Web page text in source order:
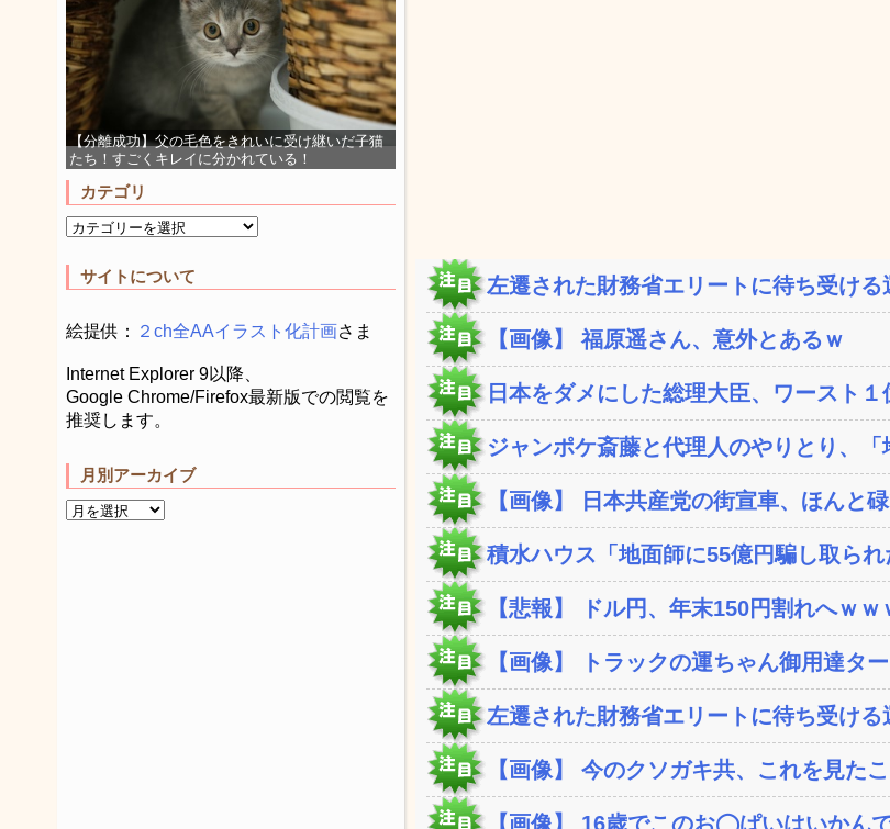
【分離成功】父の毛色をきれいに受け継いだ子猫
たち！すごくキレイに分かれている！
カテゴリ
サイトについて
絵提供： ２ch全AAイラスト化計画さま
Internet Explorer 9以降、
Google Chrome/Firefox最新版での閲覧を
推奨します。
月別アーカイブ
左遷された財務省エリートに待ち受け
【画像】 福原遥さん、意外とあるｗ
日本をダメにした総理大臣、ワースト
ジャンポケ斎藤と代理人のやりとり、
【画像】 日本共産党の街宣車、ほんと
積水ハウス「地面師に55億円騙し取ら
【悲報】 ドル円、年末150円割れへｗｗ
【画像】 トラックの運ちゃん御用達タ
左遷された財務省エリートに待ち受け
【画像】 今のクソガキ共、これを見た
【画像】 16歳でこのお◯ぱいはいかん